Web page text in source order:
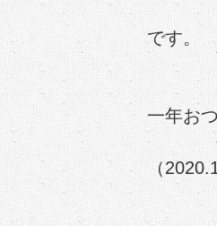
です。
一年お
（